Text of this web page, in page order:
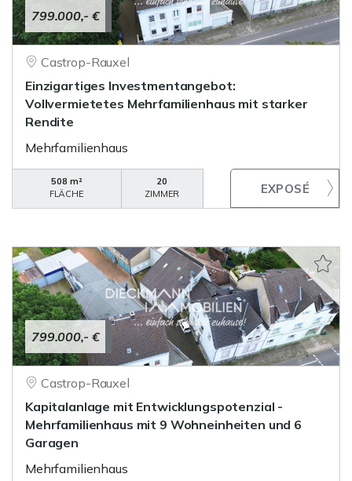
799.000,- €
Castrop-Rauxel
Einzigartiges Investmentangebot:
Vollvermietetes Mehrfamilienhaus mit starker
Rendite
Mehrfamilienhaus
508 m²
FLÄCHE
20
ZIMMER
799.000,- €
Castrop-Rauxel
Kapitalanlage mit Entwicklungspotenzial -
Mehrfamilienhaus mit 9 Wohneinheiten und 6
Garagen
Mehrfamilienhaus